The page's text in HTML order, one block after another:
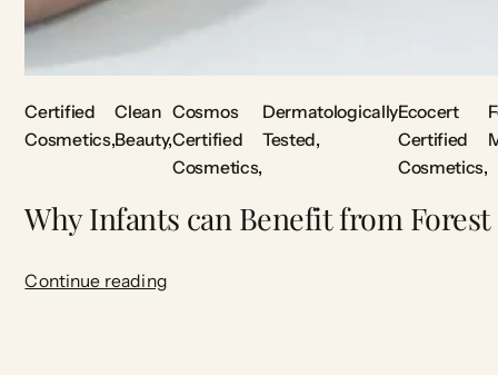
Certified
Cosmetics
Clean
Beauty
Cosmos
Certified
Cosmetics
Dermatologically
Tested
Ecocert
Certified
Cosmetics
Why Infants can Benefit from Forest
Continue reading